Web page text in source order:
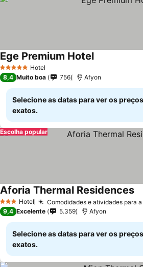
5 Estrelas Hotel
Ege Premium Hotel
8,4 Muito boa 756 Afyon
Selecione as datas para ver os preços
exatos.
Escolha popular
3 EstrelasHotel Comodidades e atividades para
Aforia Thermal Residences
9,4 Excelente 5.359 Afyon
Selecione as datas para ver os preços
exatos.